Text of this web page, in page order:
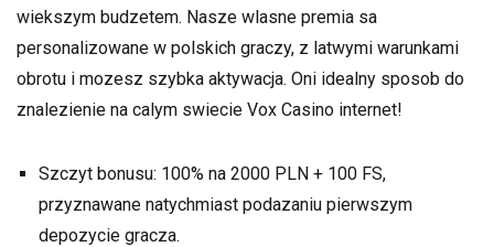
wiekszym budzetem. Nasze wlasne premia sa
personalizowane w polskich graczy, z latwymi warunkami
obrotu i mozesz szybka aktywacja. Oni idealny sposob do
znalezienie na calym swiecie Vox Casino internet!
Szczyt bonusu: 100% na 2000 PLN + 100 FS,
przyznawane natychmiast podazaniu pierwszym
depozycie gracza.